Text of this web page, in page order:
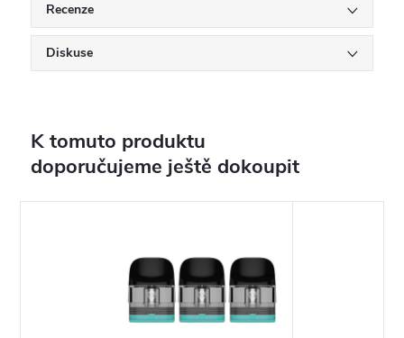
Recenze
Diskuse
K tomuto produktu
doporučujeme ještě dokoupit